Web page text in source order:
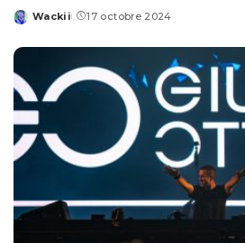
Posted
Wackii 17 octobre 2024